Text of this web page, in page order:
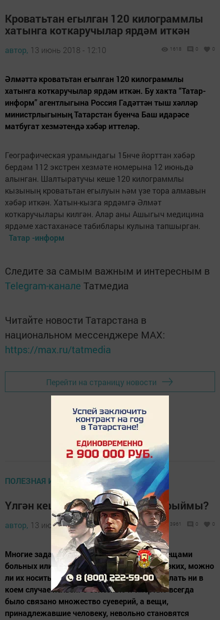
Кроватьтан егылган 120 килограммлы
хатынга коткаручылар ярдәм иткән
автор, 13 июнь 2018 - 12:10 1618 0 0
Әлмәттә кроватьтан егылган 120 килограммлы
хатынга коткаручылар ярдәм иткән. Бу хакта “Татар-
информ” агентлыгына Россия Гадәттән тыш хәлләр
министрлыгының Татарстан буенча Баш идарәсе
матбугат хезмәтендә хәбәр иттеләр.
Географическая урамындагы 15нче йорттан хәбәр
бердәм 112 экстрен хезмәте номерына 12 июньдә
алынган. Шалтыратучы кеше 120 килограммлы
кызының кроватьтан егылуын һәм үзе тора алмавын
хәбәр иткән. Хатын-кызга ярдәмгә Әлмәт
коткаручылары килгән. Алар аны Ашыгыч медицина
ярдәме хастаханәсе табиблары кулына тапшырган.
Татар -информ
Следите за самым важным и интересным в
Telegram-канале Татмедиа
Читайте новости Татарстана в
национальном мессенджере MАХ:
https://max.ru/tatmedia
Перейти на страницу новости
ПОЛЕЗНАЯ ИНФОРМАЦИЯ
Үлгән кешенең киемен кияргә ярыймы?
автор, 13 июнь 2018 - 08:29 3961 0 0
Многие задаются вопросом: что делать с вещами
больных или умерших родственников и близких, можно
ли их носить, отдавать другим, или этого делать ни в
коем случае нельзя. С болезнью и смертью всегда
было связано множество суеверий, а вещи,
принадлежавшие человеку, невольно становятся